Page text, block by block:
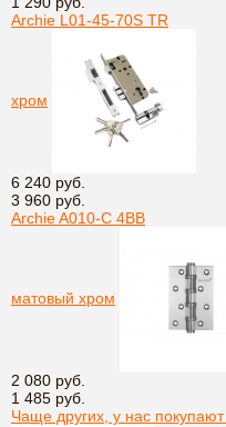
Archie L01-45-70S TR
хром
6 240 руб.
3 960 руб.
Archie A010-C 4BB
матовый хром
2 080 руб.
1 485 руб.
Чаще других, у нас